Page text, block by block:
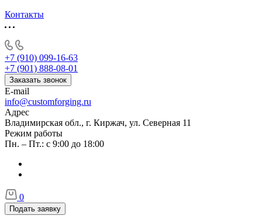
Контакты
+7 (910) 099-16-63
+7 (901) 888-08-01
Заказать звонок
E-mail
info@customforging.ru
Адрес
Владимирская обл., г. Киржач, ул. Северная 11
Режим работы
Пн. – Пт.: с 9:00 до 18:00
0
Подать заявку